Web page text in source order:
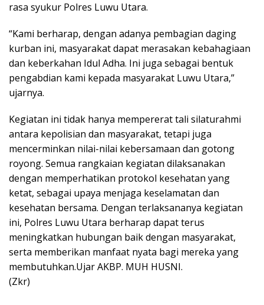
rasa syukur Polres Luwu Utara.
“Kami berharap, dengan adanya pembagian daging
kurban ini, masyarakat dapat merasakan kebahagiaan
dan keberkahan Idul Adha. Ini juga sebagai bentuk
pengabdian kami kepada masyarakat Luwu Utara,”
ujarnya.
Kegiatan ini tidak hanya mempererat tali silaturahmi
antara kepolisian dan masyarakat, tetapi juga
mencerminkan nilai-nilai kebersamaan dan gotong
royong. Semua rangkaian kegiatan dilaksanakan
dengan memperhatikan protokol kesehatan yang
ketat, sebagai upaya menjaga keselamatan dan
kesehatan bersama. Dengan terlaksananya kegiatan
ini, Polres Luwu Utara berharap dapat terus
meningkatkan hubungan baik dengan masyarakat,
serta memberikan manfaat nyata bagi mereka yang
membutuhkan.Ujar AKBP. MUH HUSNI.
(Zkr)